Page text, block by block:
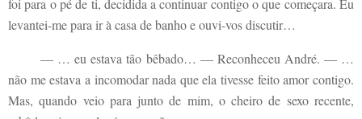
foi para o pé de ti, decidida a continuar contigo o que começara. Eu
levantei-me para ir à casa de banho e ouvi-vos discutir…
— … eu estava tão bêbado… — Reconheceu André. — …
não me estava a incomodar nada que ela tivesse feito amor contigo.
Mas, quando veio para junto de mim, o cheiro de sexo recente,